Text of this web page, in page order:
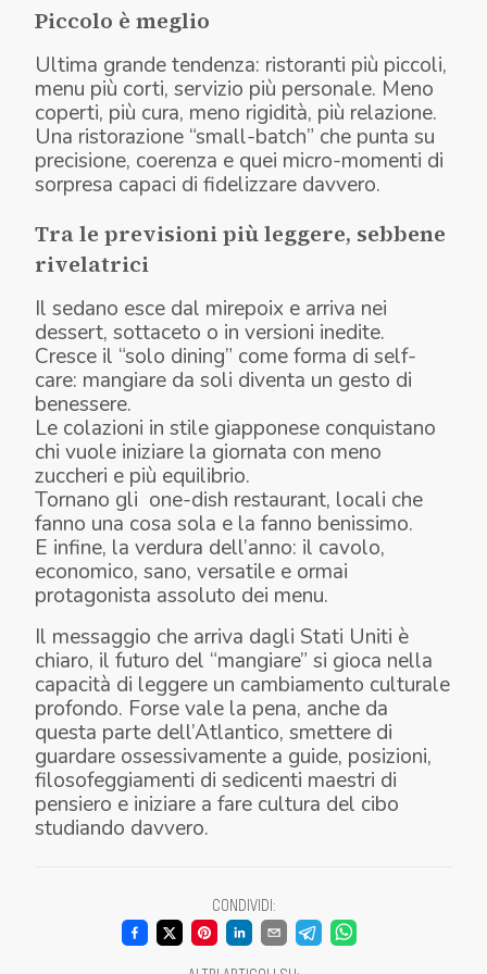
Piccolo è meglio
Ultima grande tendenza: ristoranti più piccoli,
menu più corti, servizio più personale. Meno
coperti, più cura, meno rigidità, più relazione.
Una ristorazione “small-batch” che punta su
precisione, coerenza e quei micro-momenti di
sorpresa capaci di fidelizzare davvero.
Tra le previsioni più leggere, sebbene
rivelatrici
Il sedano esce dal mirepoix e arriva nei
dessert, sottaceto o in versioni inedite.
Cresce il “solo dining” come forma di self-
care: mangiare da soli diventa un gesto di
benessere.
Le colazioni in stile giapponese conquistano
chi vuole iniziare la giornata con meno
zuccheri e più equilibrio.
Tornano gli one-dish restaurant, locali che
fanno una cosa sola e la fanno benissimo.
E infine, la verdura dell’anno: il cavolo,
economico, sano, versatile e ormai
protagonista assoluto dei menu.
Il messaggio che arriva dagli Stati Uniti è
chiaro, il futuro del “mangiare” si gioca nella
capacità di leggere un cambiamento culturale
profondo. Forse vale la pena, anche da
questa parte dell’Atlantico, smettere di
guardare ossessivamente a guide, posizioni,
filosofeggiamenti di sedicenti maestri di
pensiero e iniziare a fare cultura del cibo
studiando davvero.
CONDIVIDI: